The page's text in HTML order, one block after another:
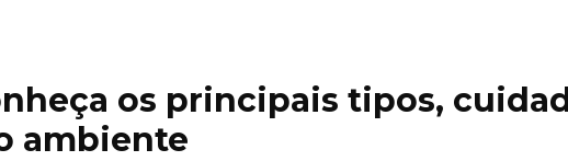
os principais tipos,
ambiente